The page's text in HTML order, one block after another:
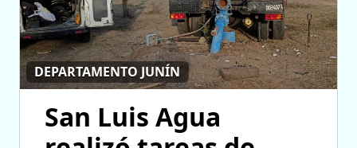
DEPARTAMENTO JUNÍN
San Luis Agua